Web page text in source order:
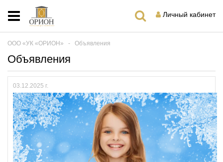
Личный кабинет
ООО «УК «ОРИОН» ‐ Объявления
Объявления
03.12.2025 г.